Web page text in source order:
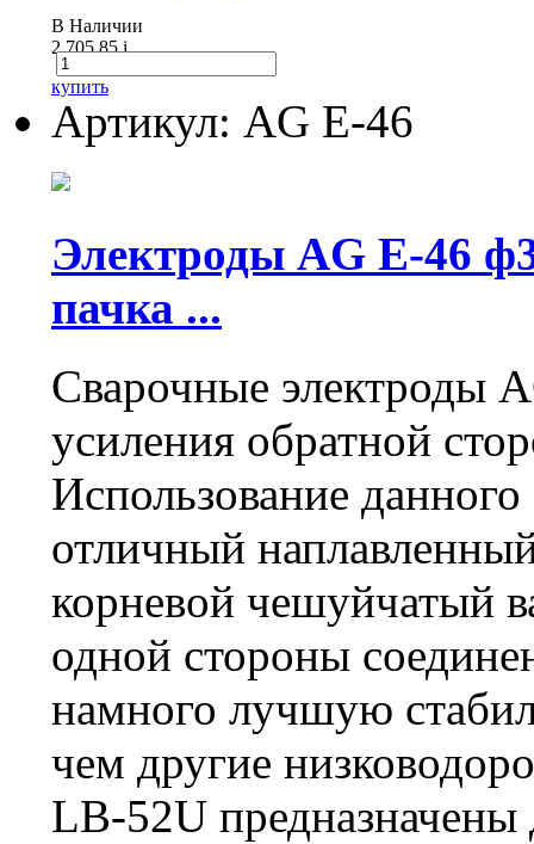
В Наличии
2 705.85i
купить
Артикул: AG E-46
Электроды AG E-46
пачка ...
Сварочные электроды
усиления обратной
Использование данного
отличный
корневой чешуйчатый
одной стороны
намного лучшую
чем другие
LB-52U предназначены